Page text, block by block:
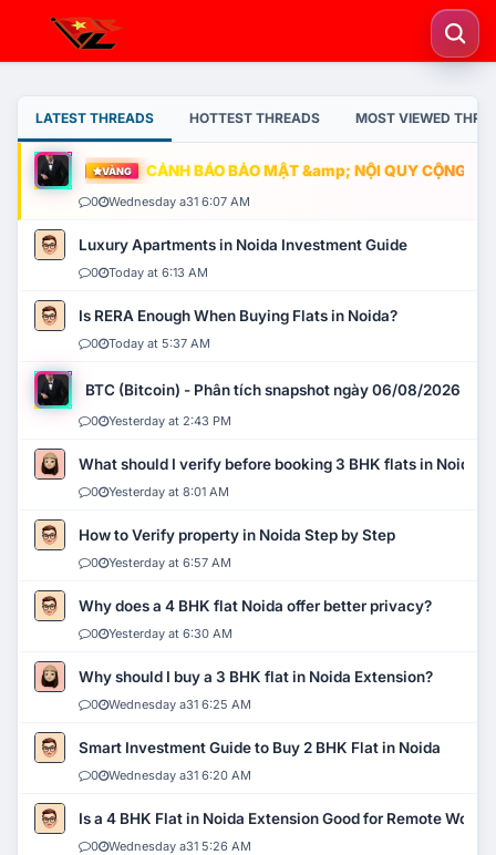
LATEST THREADS HOTTEST THREADS MOST VIEWED
VÀNG CẢNH BÁO BẢO MẬT &amp; NỘI QUY CỘNG
0 Wednesday a31 6:07 AM
Luxury Apartments in Noida Investment Guide
0 Today at 6:13 AM
Is RERA Enough When Buying Flats in Noida?
0 Today at 5:37 AM
BTC (Bitcoin) - Phân tích snapshot ngày 06/08/2026
0 Yesterday at 2:43 PM
What should I verify before booking 3 BHK flats in Noida?
0 Yesterday at 8:01 AM
How to Verify property in Noida Step by Step
0 Yesterday at 6:57 AM
Why does a 4 BHK flat Noida offer better privacy?
0 Yesterday at 6:30 AM
Why should I buy a 3 BHK flat in Noida Extension?
0 Wednesday a31 6:25 AM
Smart Investment Guide to Buy 2 BHK Flat in Noida
0 Wednesday a31 6:20 AM
Is a 4 BHK Flat in Noida Extension Good for Remote Work?
0 Wednesday a31 5:26 AM